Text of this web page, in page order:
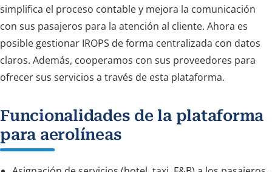
simplifica el proceso contable y mejora la comunicación
con sus pasajeros para la atención al cliente. Ahora es
posible gestionar IROPS de forma centralizada con datos
claros. Además, cooperamos con sus proveedores para
ofrecer sus servicios a través de esta plataforma.
Funcionalidades de la plataforma
para aerolíneas